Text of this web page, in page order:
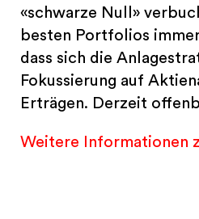
«schwarze Null»
besten Portfolios
dass sich die
Fokussierung auf
Erträgen. Derzeit
Weitere Informationen